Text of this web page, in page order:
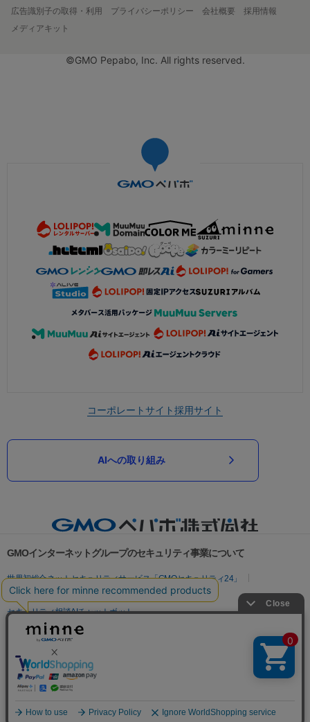
広告識別子の取得・利用
プライバシーポリシー 会社概要
採用情報
メディアキット
©GMO Pepabo, Inc. All rights reserved.
コーポレートサイト採用サイト
AIへの取り組み
GMOインターネットグループのセキュリティ事業について
世界初総合ネットセキュリティサービス「GMOセキュリティ24」
パスワード漏洩診断
Webサイトリスク診断
セキュリティ相談AIチャットボット
実在証明・盗聴対策
サイバー攻撃対策（GMO Flatt Security）
セキュリティ事業の軌跡